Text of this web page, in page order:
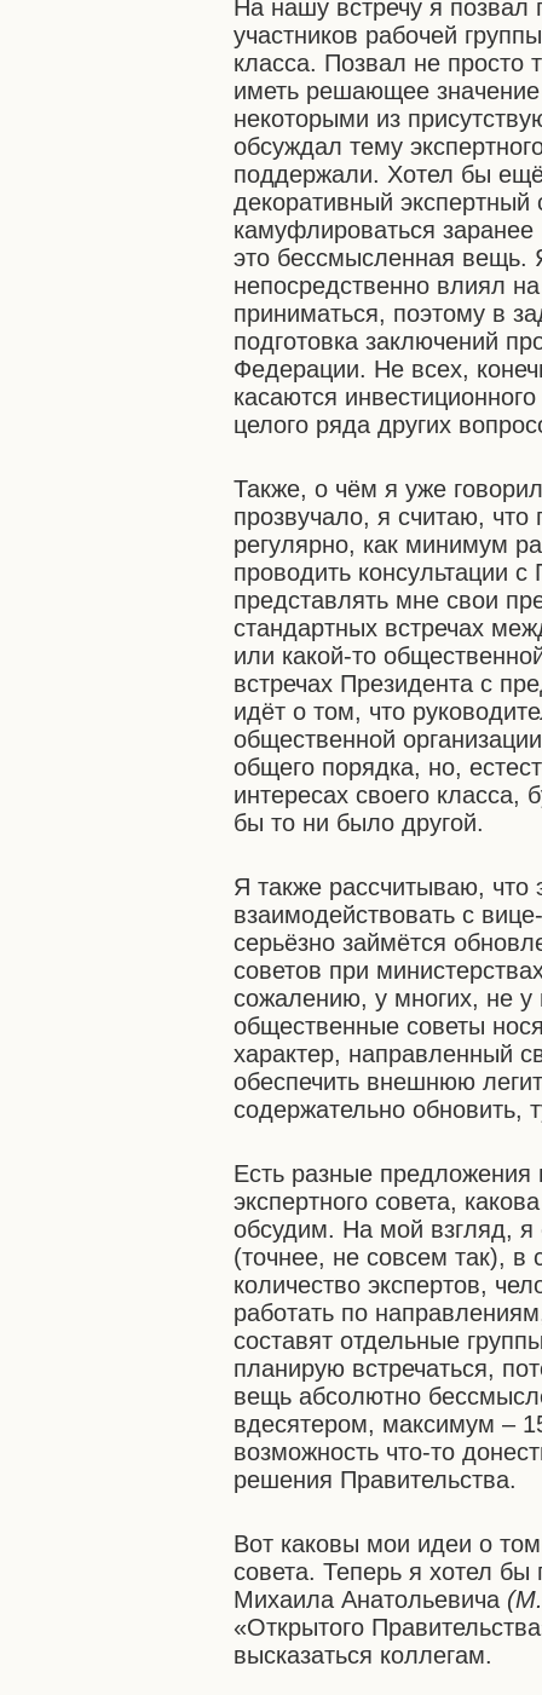
На нашу встречу я позвал
участников рабочей
класса. Позвал не просто
иметь решающее
некоторыми из
обсуждал тему
поддержали. Хотел бы ещё
декоративный экспертный
камуфлироваться
это бессмысленная вещь.
непосредственно влиял
приниматься, поэтому в
подготовка заключений
Федерации. Не всех,
касаются
целого ряда других
Также, о чём я уже
прозвучало, я считаю, что
регулярно, как минимум
проводить консультации
представлять мне свои
стандартных встречах
или какой-то
встречах Президента с
идёт о том, что
общественной
общего порядка, но,
интересах своего класса,
бы то ни было другой.
Я также рассчитываю, что
взаимодействовать с
серьёзно займётся
советов при
сожалению, у многих, не у
общественные советы
характер, направленный
обеспечить внешнюю
содержательно обновить,
Есть разные предложения
экспертного совета,
обсудим. На мой взгляд, я
(точнее, не совсем так),
количество экспертов,
работать по
составят отдельные
планирую встречаться,
вещь абсолютно
вдесятером, максимум –
возможность что-то
решения Правительства.
Вот каковы мои идеи о
совета. Теперь я хотел
Михаила Анатольевича
«Открытого
высказаться коллегам.